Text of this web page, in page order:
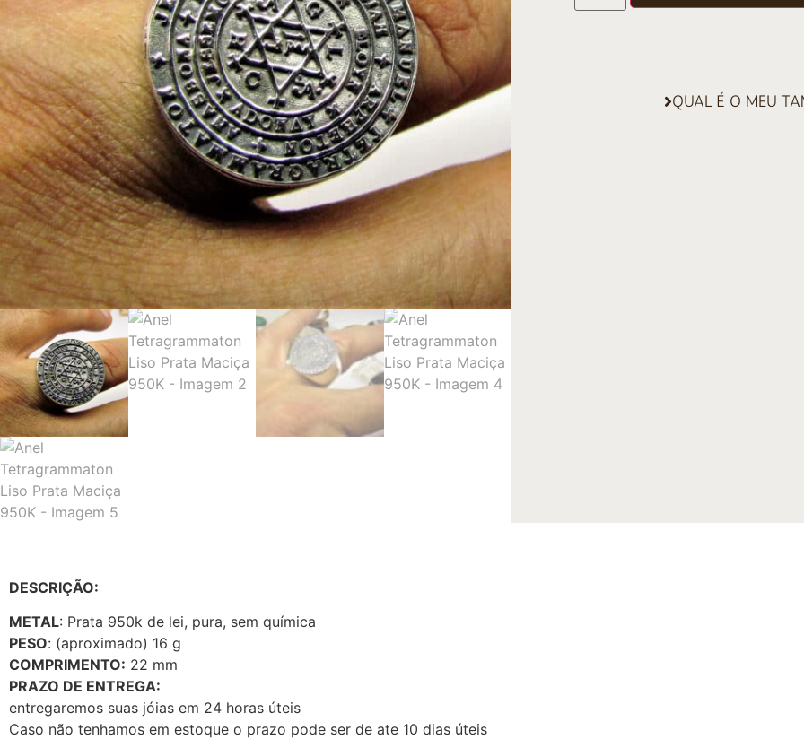
QUAL É O MEU
DESCRIÇÃO:
METAL: Prata 950k de lei, pura, sem química
PESO: (aproximado) 16 g
COMPRIMENTO: 22 mm
PRAZO DE ENTREGA:
entregaremos suas jóias em 24 horas úteis
Caso não tenhamos em estoque o prazo pode ser de ate 10 dias úteis